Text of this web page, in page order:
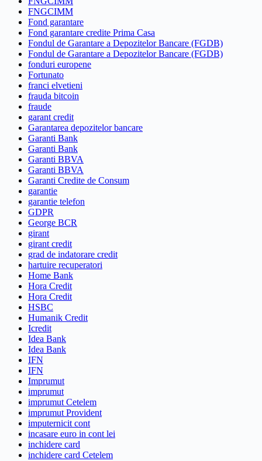
FNGCIMM
Fond garantare
Fond garantare credite Prima Casa
Fondul de Garantare a Depozitelor Bancare (FGDB)
Fondul de Garantare a Depozitelor Bancare (FGDB)
fonduri europene
Fortunato
franci elvetieni
frauda bitcoin
fraude
garant credit
Garantarea depozitelor bancare
Garanti Bank
Garanti Bank
Garanti BBVA
Garanti BBVA
Garanti Credite de Consum
garantie
garantie telefon
GDPR
George BCR
girant
girant credit
grad de indatorare credit
hartuire recuperatori
Home Bank
Hora Credit
Hora Credit
HSBC
Humanik Credit
Icredit
Idea Bank
Idea Bank
IFN
IFN
Imprumut
imprumut
imprumut Cetelem
imprumut Provident
imputernicit cont
incasare euro in cont lei
inchidere card
inchidere card Cetelem